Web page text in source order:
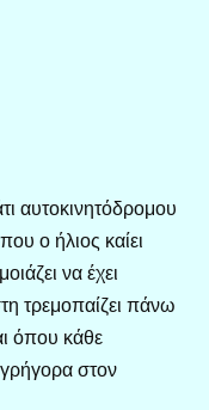
αυτοκινητόδρομου
ο ήλιος καίει
να έχει
τρεμοπαίζει πάνω
όπου κάθε
γρήγορα στον